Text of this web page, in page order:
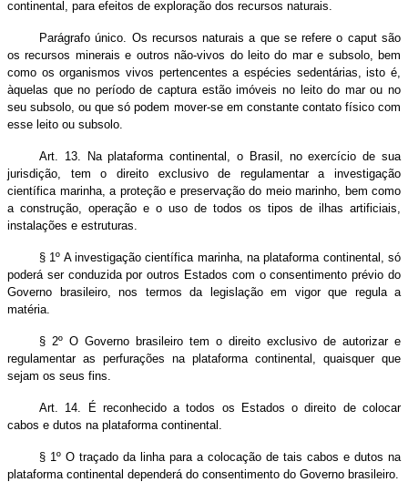
continental, para efeitos de exploração dos recursos naturais.
Parágrafo único. Os recursos naturais a que se refere o caput são
os recursos minerais e outros não-vivos do leito do mar e subsolo, bem
como os organismos vivos pertencentes a espécies sedentárias, isto é,
àquelas que no período de captura estão imóveis no leito do mar ou no
seu subsolo, ou que só podem mover-se em constante contato físico com
esse leito ou subsolo.
Art. 13. Na plataforma continental, o Brasil, no exercício de sua
jurisdição, tem o direito exclusivo de regulamentar a investigação
científica marinha, a proteção e preservação do meio marinho, bem como
a construção, operação e o uso de todos os tipos de ilhas artificiais,
instalações e estruturas.
§ 1º A investigação científica marinha, na plataforma continental, só
poderá ser conduzida por outros Estados com o consentimento prévio do
Governo brasileiro, nos termos da legislação em vigor que regula a
matéria.
§ 2º O Governo brasileiro tem o direito exclusivo de autorizar e
regulamentar as perfurações na plataforma continental, quaisquer que
sejam os seus fins.
Art. 14. É reconhecido a todos os Estados o direito de colocar
cabos e dutos na plataforma continental.
§ 1º O traçado da linha para a colocação de tais cabos e dutos na
plataforma continental dependerá do consentimento do Governo brasileiro.